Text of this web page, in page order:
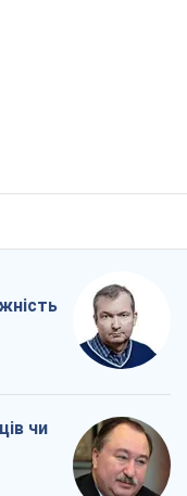
чи